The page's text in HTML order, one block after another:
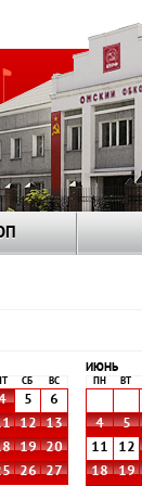
СБ ВС
5
6
12
13
19
20
26
27
ИЮНЬ
ПН ВТ
4
5
11
12
18
19